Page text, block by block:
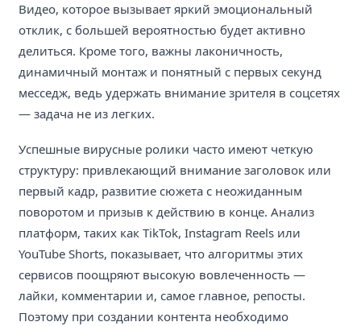
Видео, которое вызывает яркий эмоциональный
отклик, с большей вероятностью будет активно
делиться. Кроме того, важны лаконичность,
динамичный монтаж и понятный с первых секунд
месседж, ведь удержать внимание зрителя в соцсетях
— задача не из легких.
Успешные вирусные ролики часто имеют четкую
структуру: привлекающий внимание заголовок или
первый кадр, развитие сюжета с неожиданным
поворотом и призыв к действию в конце. Анализ
платформ, таких как TikTok, Instagram Reels или
YouTube Shorts, показывает, что алгоритмы этих
сервисов поощряют высокую вовлеченность —
лайки, комментарии и, самое главное, репосты.
Поэтому при создании контента необходимо